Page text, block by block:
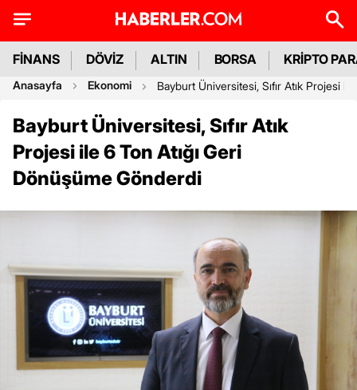
FİNANS DÖVİZ ALTIN BORSA KRİPTO
Anasayfa Ekonomi Bayburt Üniversitesi, Sıfır Atık Projesi
Bayburt Üniversitesi, Sıfır Atık
Projesi ile 6 Ton Atığı Geri
Dönüşüme Gönderdi